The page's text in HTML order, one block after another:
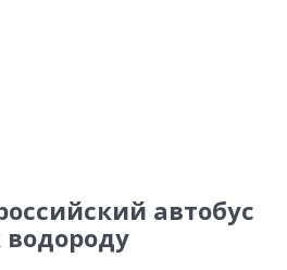
автобус
водороду